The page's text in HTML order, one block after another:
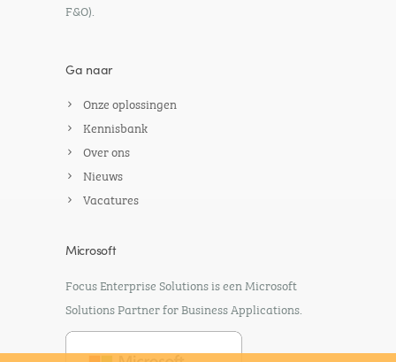
F&O).
Ga naar
Onze oplossingen
Kennisbank
Over ons
Nieuws
Vacatures
Microsoft
Focus Enterprise Solutions is een Microsoft
Solutions Partner for Business Applications.